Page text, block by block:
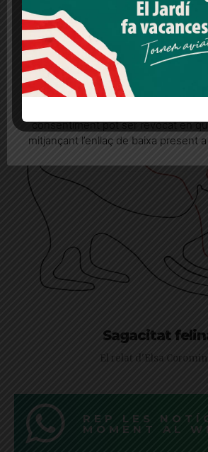
El banc de
Sagacitat
El relat d'Elsa
REP LES
MOMENT AL
Més informació Acceptar
Quan l’usuari crea un compte al
seu consentiment explícit per
consentiment pot ser revocat en
mitjançant l’enllaç de baixa present